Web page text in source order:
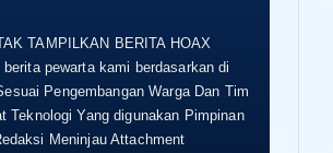
TAMPILKAN BERITA HOAX
berita pewarta kami berdasarkan di
Pengembangan Warga Dan Tim
Teknologi Yang digunakan Pimpinan
Meninjau Attachment